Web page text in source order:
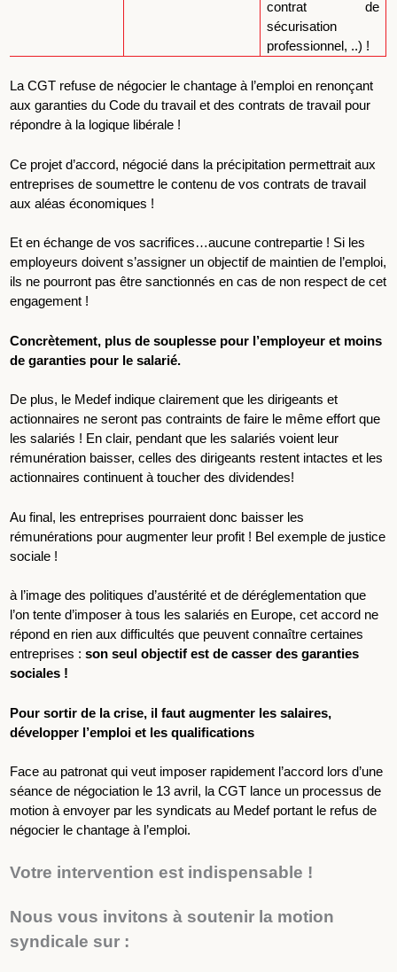
contrat de
sécurisation
professionnel, ..) !
La CGT refuse de négocier le chantage à l’emploi en renonçant
aux garanties du Code du travail et des contrats de travail pour
répondre à la logique libérale !
Ce projet d’accord, négocié dans la précipitation permettrait aux
entreprises de soumettre le contenu de vos contrats de travail
aux aléas économiques !
Et en échange de vos sacrifices…aucune contrepartie ! Si les
employeurs doivent s’assigner un objectif de maintien de l’emploi,
ils ne pourront pas être sanctionnés en cas de non respect de cet
engagement !
Concrètement, plus de souplesse pour l’employeur et moins
de garanties pour le salarié.
De plus, le Medef indique clairement que les dirigeants et
actionnaires ne seront pas contraints de faire le même effort que
les salariés ! En clair, pendant que les salariés voient leur
rémunération baisser, celles des dirigeants restent intactes et les
actionnaires continuent à toucher des dividendes!
Au final, les entreprises pourraient donc baisser les
rémunérations pour augmenter leur profit ! Bel exemple de justice
sociale !
à l’image des politiques d’austérité et de déréglementation que
l’on tente d’imposer à tous les salariés en Europe, cet accord ne
répond en rien aux difficultés que peuvent connaître certaines
entreprises :son seul objectif est de casser des garanties
sociales !
Pour sortir de la crise, il faut augmenter les salaires,
développer l’emploi et les qualifications
Face au patronat qui veut imposer rapidement l’accord lors d’une
séance de négociation le 13 avril, la CGT lance un processus de
motion à envoyer par les syndicats au Medef portant le refus de
négocier le chantage à l’emploi.
Votre intervention est indispensable !
Nous vous invitons à soutenir la motion
syndicale sur :